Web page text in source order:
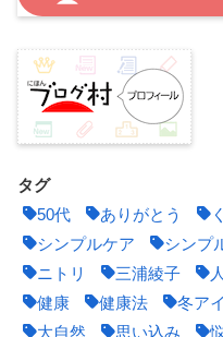
タグ
50代
ありがとう
シンプルケア
シンプ
ニトリ
三浦綾子
健康
健康法 冬ア
大自然
思い込み